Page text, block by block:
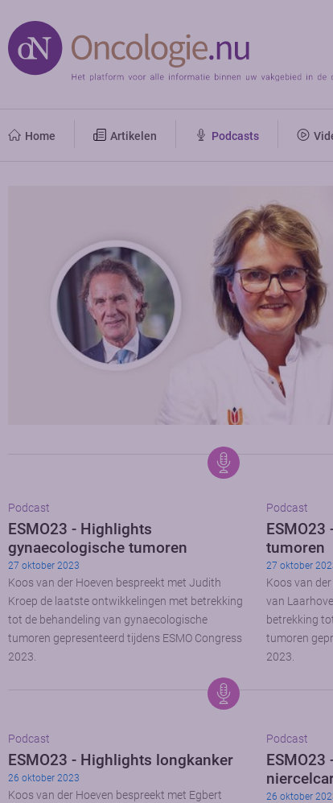
Home Artikelen Podcasts
Podcast
ESMO23 - Highlights
gynaecologische tumoren
27 oktober 2023
Koos van der Hoeven bespreekt met Judith
Kroep de laatste ontwikkelingen met betrekking
tot de behandeling van gynaecologische
tumoren gepresenteerd tijdens ESMO Congress
2023.
Podcast
tumoren
27 oktober
Koos van
van
betrekking
tumoren
2023.
Podcast
ESMO23 - Highlights longkanker
26 oktober 2023
Koos van der Hoeven bespreekt met Egbert
Podcast
26 oktober